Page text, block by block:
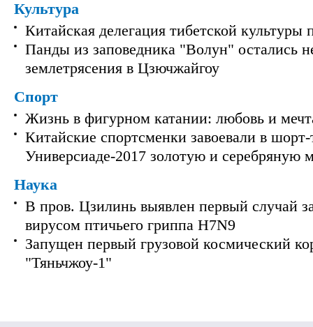
Культура
Китайская делегация тибетской культуры
Панды из заповедника "Волун" остались
землетрясения в Цзючжайгоу
Спорт
Жизнь в фигурном катании: любовь и
Китайские спортсменки завоевали в шорт-
Универсиаде-2017 золотую и серебряную
Наука
В пров. Цзилинь выявлен первый случай
вирусом птичьего гриппа H7N9
Запущен первый грузовой космический
"Тяньчжоу-1"